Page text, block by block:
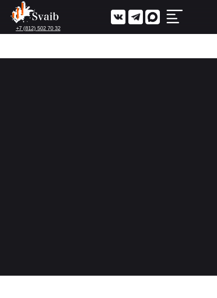
+7 (812) 502 70 32